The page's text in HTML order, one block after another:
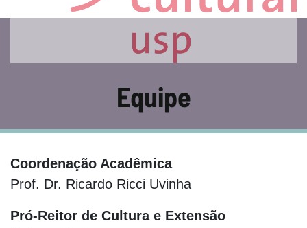
Equipe
Coordenação Acadêmica
Prof. Dr. Ricardo Ricci Uvinha
Pró-Reitor de Cultura e Extensão